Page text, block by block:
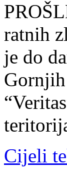
ratnih
je do
Cijeli